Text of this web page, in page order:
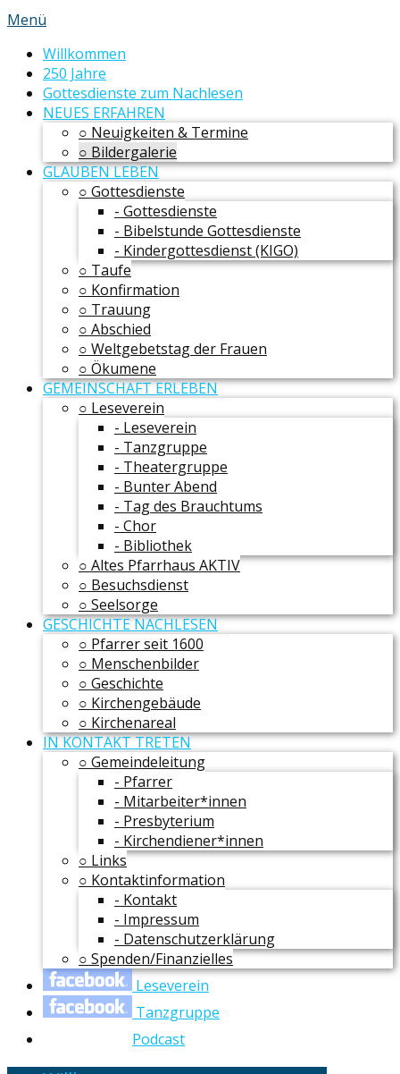
Menü
Willkommen
250 Jahre
Gottesdienste zum Nachlesen
NEUES ERFAHREN
○ Neuigkeiten & Termine
○ Bildergalerie
GLAUBEN LEBEN
○ Gottesdienste
- Gottesdienste
- Bibelstunde Gottesdienste
- Kindergottesdienst (KIGO)
○ Taufe
○ Konfirmation
○ Trauung
○ Abschied
○ Weltgebetstag der Frauen
○ Ökumene
GEMEINSCHAFT ERLEBEN
○ Leseverein
- Leseverein
- Tanzgruppe
- Theatergruppe
- Bunter Abend
- Tag des Brauchtums
- Chor
- Bibliothek
○ Altes Pfarrhaus AKTIV
○ Besuchsdienst
○ Seelsorge
GESCHICHTE NACHLESEN
○ Pfarrer seit 1600
○ Menschenbilder
○ Geschichte
○ Kirchengebäude
○ Kirchenareal
IN KONTAKT TRETEN
○ Gemeindeleitung
- Pfarrer
- Mitarbeiter*innen
- Presbyterium
- Kirchendiener*innen
○ Links
○ Kontaktinformation
- Kontakt
- Impressum
- Datenschutzerklärung
○ Spenden/Finanzielles
Leseverein
Tanzgruppe
Podcast